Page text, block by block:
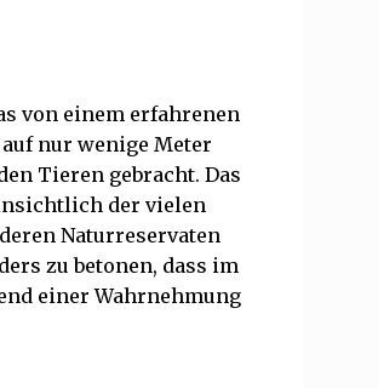
von einem erfahrenen
nur wenige Meter
Tieren gebracht. Das
der vielen
Naturreservaten
zu betonen, dass im
einer Wahrnehmung